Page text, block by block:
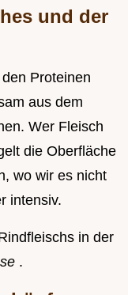
und der
Proteinen
aus dem
Wer Fleisch
die Oberfläche
wo wir es nicht
intensiv.
in der
.